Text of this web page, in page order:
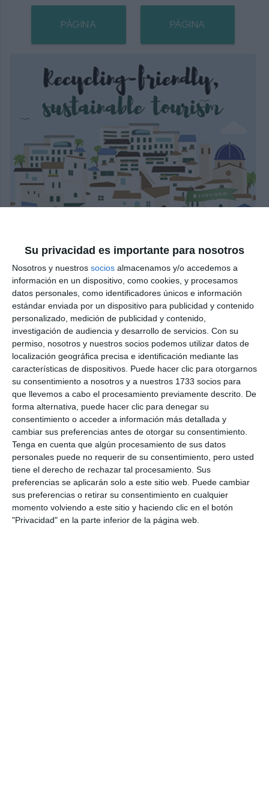
Su privacidad es importante para nosotros
Nosotros y nuestros socios almacenamos y/o accedemos a
información en un dispositivo, como cookies, y procesamos
datos personales, como identificadores únicos e información
estándar enviada por un dispositivo para publicidad y contenido
personalizado, medición de publicidad y contenido,
investigación de audiencia y desarrollo de servicios. Con su
permiso, nosotros y nuestros socios podemos utilizar datos de
localización geográfica precisa e identificación mediante las
características de dispositivos. Puede hacer clic para otorgarnos
su consentimiento a nosotros y a nuestros 1733 socios para
que llevemos a cabo el procesamiento previamente descrito. De
forma alternativa, puede hacer clic para denegar su
consentimiento o acceder a información más detallada y
cambiar sus preferencias antes de otorgar su consentimiento.
Tenga en cuenta que algún procesamiento de sus datos
personales puede no requerir de su consentimiento, pero usted
tiene el derecho de rechazar tal procesamiento. Sus
preferencias se aplicarán solo a este sitio web. Puede cambiar
sus preferencias o retirar su consentimiento en cualquier
momento volviendo a este sitio y haciendo clic en el botón
"Privacidad" en la parte inferior de la página web.
PÁGINA PÁGINA